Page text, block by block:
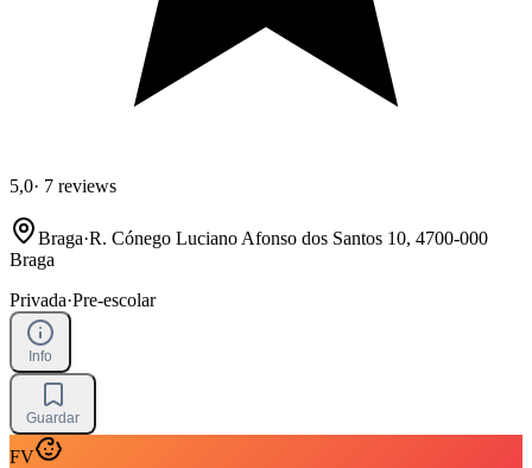
5,0· 7 reviews
Braga·R. Cónego Luciano Afonso dos Santos 10, 4700-000
Braga
Privada·Pre-escolar
Info
Guardar
FV